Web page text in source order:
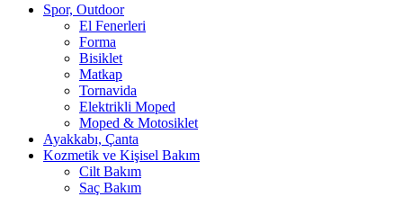
Spor, Outdoor
El Fenerleri
Forma
Bisiklet
Matkap
Tornavida
Elektrikli Moped
Moped & Motosiklet
Ayakkabı, Çanta
Kozmetik ve Kişisel Bakım
Cilt Bakım
Saç Bakım